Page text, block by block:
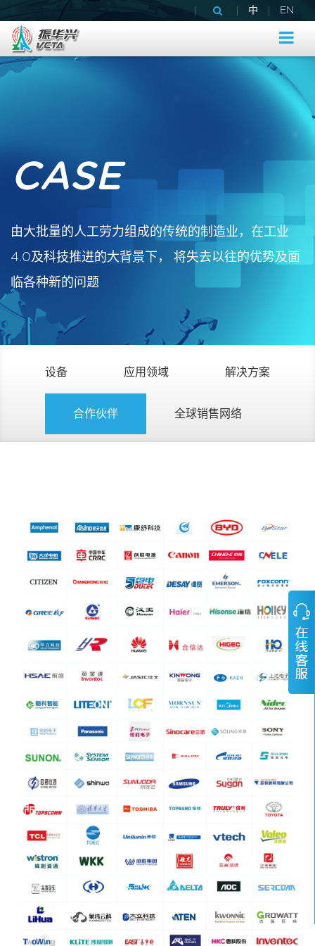
中 EN
CASE
由大批量的人工劳力组成的传统的制造业，在工业
4.0及科技推进的大背景下， 将失去以往的优势及面
临各种新的问题
设备 应用领域 解决方案
合作伙伴 全球销售网络